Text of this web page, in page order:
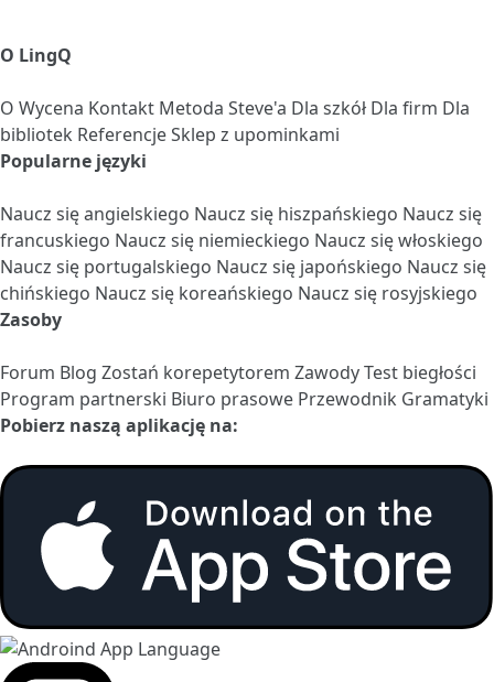
O LingQ
O Wycena Kontakt Metoda Steve'a Dla szkół Dla firm Dla
bibliotek ReferencjeSklep z upominkami
Popularne języki
Naucz się angielskiego Naucz się hiszpańskiego Naucz się
francuskiego Naucz się niemieckiego Naucz się włoskiego
Naucz się portugalskiego Naucz się japońskiego Naucz się
chińskiego Naucz się koreańskiego Naucz się rosyjskiego
Zasoby
Forum Blog Zostań korepetytorem ZawodyTest biegłości
Program partnerski Biuro prasowe Przewodnik Gramatyki
Pobierz naszą aplikację na: